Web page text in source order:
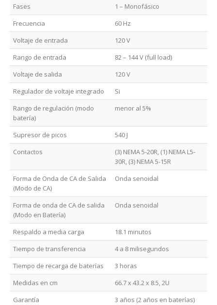
Fases
1 – Monofásico
Frecuencia
60 Hz
Voltaje de entrada
120 V
Rango de entrada
82 – 144 V (full load)
Voltaje de salida
120 V
Regulador de voltaje integrado
Si
Rango de regulación (modo
batería)
menor al 5%
Supresor de picos
540 J
Contactos
(3) NEMA 5-20R, (1) NEMA L5-
30R, (3) NEMA 5-15R
Forma de Onda de CA de Salida
(Modo de CA)
Onda senoidal
Forma de onda de CA de salida
(Modo en Batería)
Onda senoidal
Respaldo a media carga
18.1 minutos
Tiempo de transferencia
4 a 8 milisegundos
Tiempo de recarga de baterías
3 horas
Medidas en cm
66.7 x 43.2 x 8.5, 2U
Garantía
3 años (2 años en baterías)